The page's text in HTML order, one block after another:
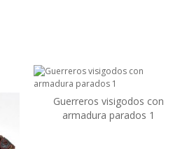
Añadir al carrito
Guerreros visigodos con
armadura parados 1